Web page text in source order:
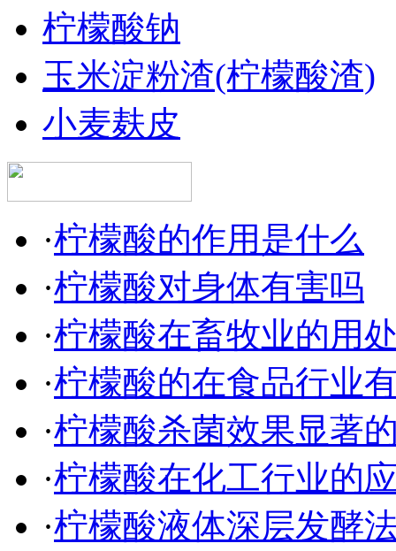
柠檬酸钠
玉米淀粉渣(柠檬酸渣)
小麦麸皮
·柠檬酸的作用是什么
·柠檬酸对身体有害吗
·柠檬酸在畜牧业的用
·柠檬酸的在食品行业
·柠檬酸杀菌效果显著
·柠檬酸在化工行业的
·柠檬酸液体深层发酵